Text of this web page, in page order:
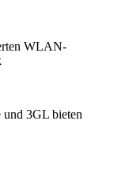
WLAN-
und 3GL bieten